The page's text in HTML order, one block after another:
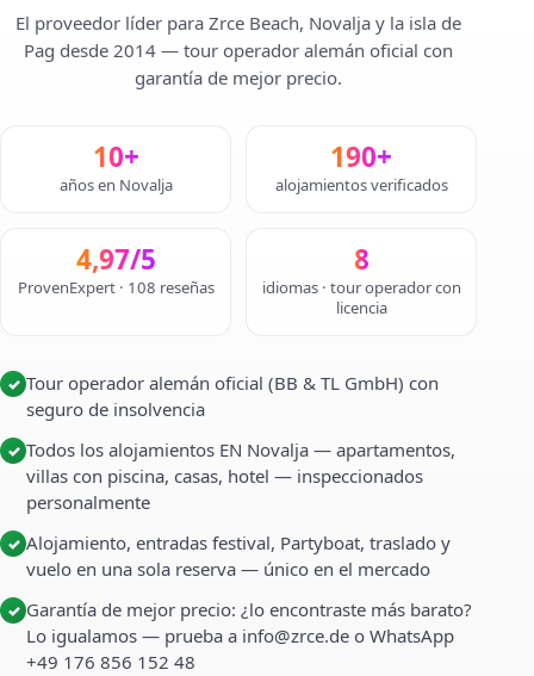
El proveedor líder para Zrce Beach, Novalja y la isla de
Pag desde 2014 — tour operador alemán oficial con
garantía de mejor precio.
10+
años en Novalja
190+
alojamientos verificados
4,97/5
ProvenExpert · 108 reseñas
8
idiomas · tour operador con
licencia
✓ Tour operador alemán oficial (BB & TL GmbH) con
seguro de insolvencia
✓ Todos los alojamientos EN Novalja — apartamentos,
villas con piscina, casas, hotel — inspeccionados
personalmente
✓ Alojamiento, entradas festival, Partyboat, traslado y
vuelo en una sola reserva — único en el mercado
✓ Garantía de mejor precio: ¿lo encontraste más barato?
Lo igualamos — prueba a info@zrce.de o WhatsApp
+49 176 856 152 48